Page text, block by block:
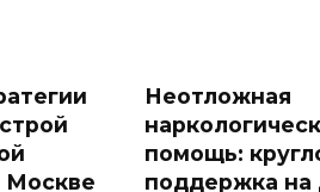
Москве
Неотложная
помощь:
поддержка на